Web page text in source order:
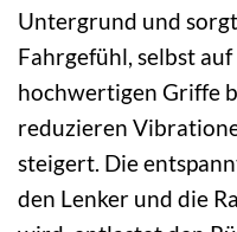
Untergrund und
Fahrgefühl, selbst
hochwertigen Griffe
reduzieren
steigert. Die
den Lenker und die